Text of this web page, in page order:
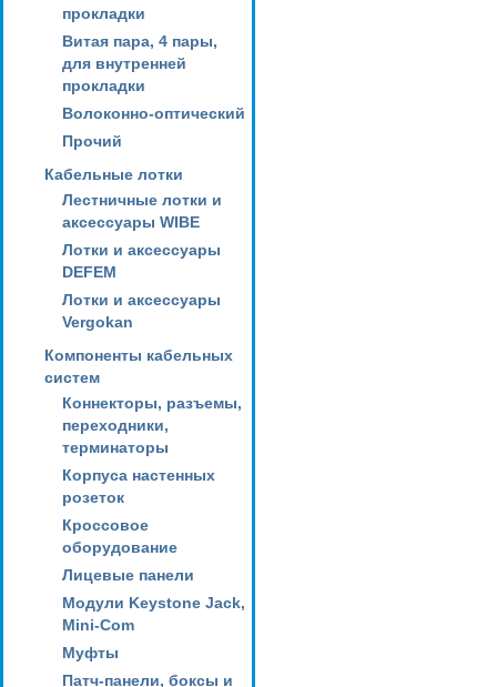
прокладки
Витая пара, 4 пары,
для внутренней
прокладки
Волоконно-оптический
Прочий
Кабельные лотки
Лестничные лотки и
аксессуары WIBE
Лотки и аксессуары
DEFEM
Лотки и аксессуары
Vergokan
Компоненты кабельных
систем
Коннекторы, разъемы,
переходники,
терминаторы
Корпуса настенных
розеток
Кроссовое
оборудование
Лицевые панели
Модули Keystone Jack,
Mini-Com
Муфты
Патч-панели, боксы и